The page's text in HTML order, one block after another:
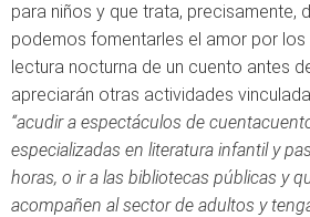
para niños y que trata, precisamente,
podemos fomentarles el amor por los
lectura nocturna de un cuento antes
apreciarán otras actividades
“acudir a espectáculos de
especializadas en literatura infantil y
horas, o ir a las bibliotecas públicas y
acompañen al sector de adultos y